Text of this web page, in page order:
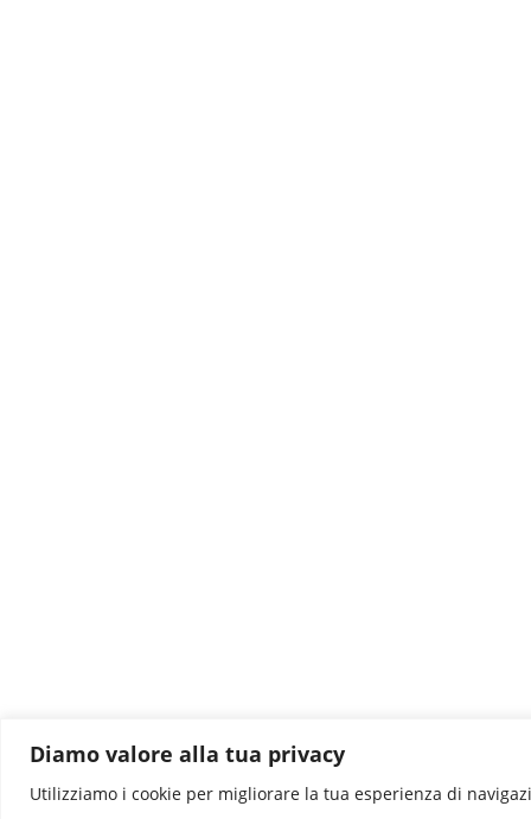
Diamo valore alla tua privacy
Utilizziamo i cookie per migliorare la tua esperienza di